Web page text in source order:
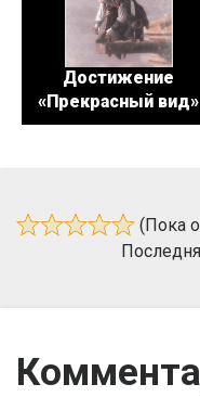
Достижение
«Прекрасный вид»
(Пока